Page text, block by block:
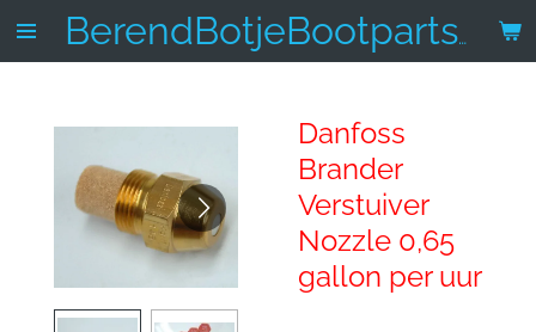
Ga
hoofdinhoud
BerendBotjeBootparts.nl
Danfoss
Brander
Verstuiver
Nozzle 0,65
gallon per uur